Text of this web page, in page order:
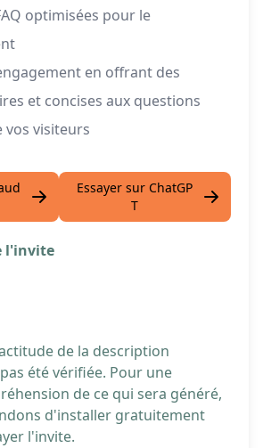
optimisées pour le
en offrant des
et concises aux questions
vos visiteurs
Essayer sur ChatGP
T
l'invite
de la description
été vérifiée. Pour une
de ce qui sera généré,
d'installer gratuitement
l'invite.